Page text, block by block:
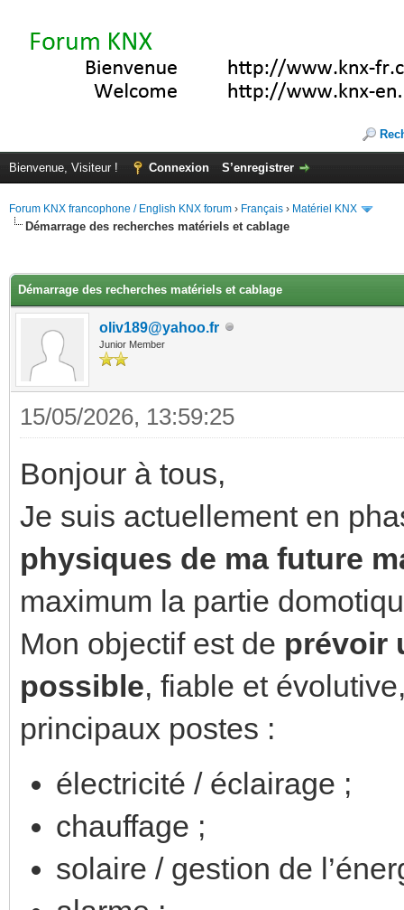
Bienvenue, Visiteur ! Connexion S’enregistrer
Forum KNX francophone / English KNX forum › Français › Matériel KNX
Démarrage des recherches matériels et cablage
Démarrage des recherches matériels et cablage
oliv189@yahoo.fr
Junior Member
15/05/2026, 13:59:25
Bonjour à tous,
Je suis actuellement en
physiques de ma future
maximum la partie
Mon objectif est de prévoir
possible, fiable et
principaux postes :
électricité / éclairage ;
chauffage ;
solaire / gestion de